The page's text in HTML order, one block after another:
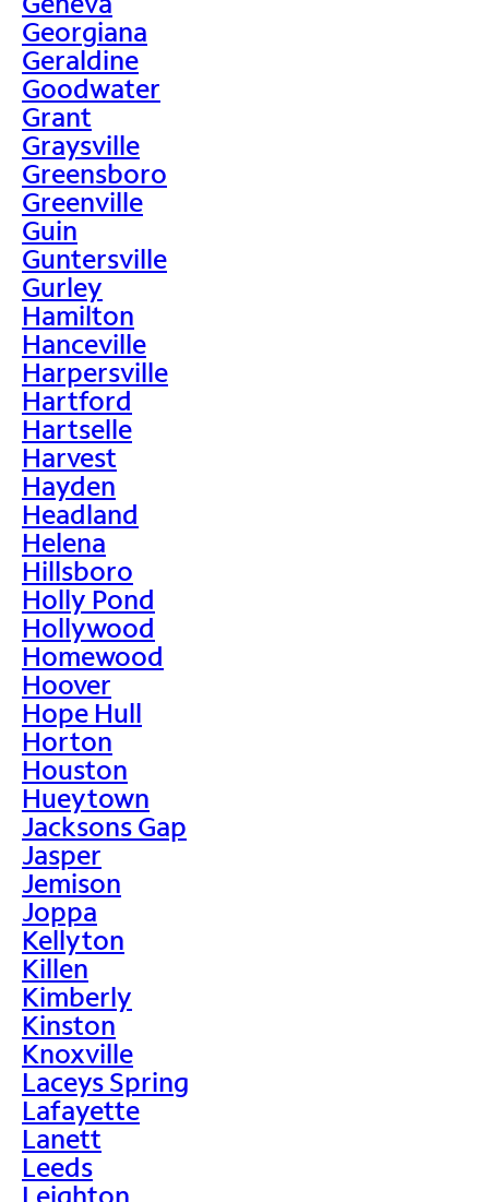
Georgiana
Geraldine
Goodwater
Grant
Graysville
Greensboro
Greenville
Guin
Guntersville
Gurley
Hamilton
Hanceville
Harpersville
Hartford
Hartselle
Harvest
Hayden
Headland
Helena
Hillsboro
Holly Pond
Hollywood
Homewood
Hoover
Hope Hull
Horton
Houston
Hueytown
Jacksons Gap
Jasper
Jemison
Joppa
Kellyton
Killen
Kimberly
Kinston
Knoxville
Laceys Spring
Lafayette
Lanett
Leeds
Leighton